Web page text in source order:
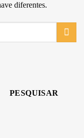
diferentes.
PESQUISAR